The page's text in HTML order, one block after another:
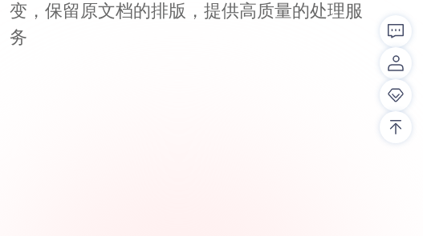
变，保留原文档的排版，提供高质量的处理服
务